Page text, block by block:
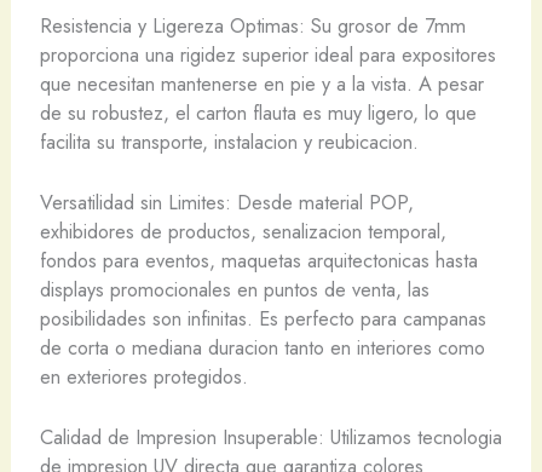
Resistencia y Ligereza Optimas: Su grosor de 7mm
proporciona una rigidez superior ideal para expositores
que necesitan mantenerse en pie y a la vista. A pesar
de su robustez, el carton flauta es muy ligero, lo que
facilita su transporte, instalacion y reubicacion.
Versatilidad sin Limites: Desde material POP,
exhibidores de productos, senalizacion temporal,
fondos para eventos, maquetas arquitectonicas hasta
displays promocionales en puntos de venta, las
posibilidades son infinitas. Es perfecto para campanas
de corta o mediana duracion tanto en interiores como
en exteriores protegidos.
Calidad de Impresion Insuperable: Utilizamos tecnologia